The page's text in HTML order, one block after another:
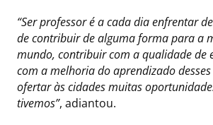
“Ser professor é a cada dia enfrentar
de contribuir de alguma forma para a
mundo, contribuir com a qualidade de
com a melhoria do aprendizado
ofertar às cidades muitas
tivemos”, adiantou.